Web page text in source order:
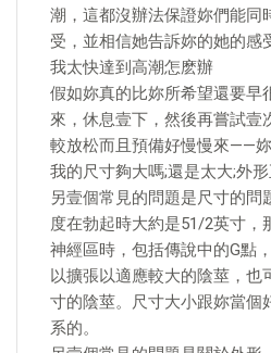
潮，這都沒辦法保證妳們能同
受，並相信她告訴妳的她的感
我太快達到高潮怎麽辦
假如妳真的比妳所希望還要早
來，休息壹下，然後再嘗試壹
較放松而且預備好慢慢來——妳
我的尺寸夠大嗎;還是太大;外
另壹個常見的問題是尺寸的問
度在勃起時大約是51/2英寸，
神經區時，包括傳說中的G點
以擴張以適應較大的陰莖，也
寸的陰莖。尺寸大小跟妳當個
系的。